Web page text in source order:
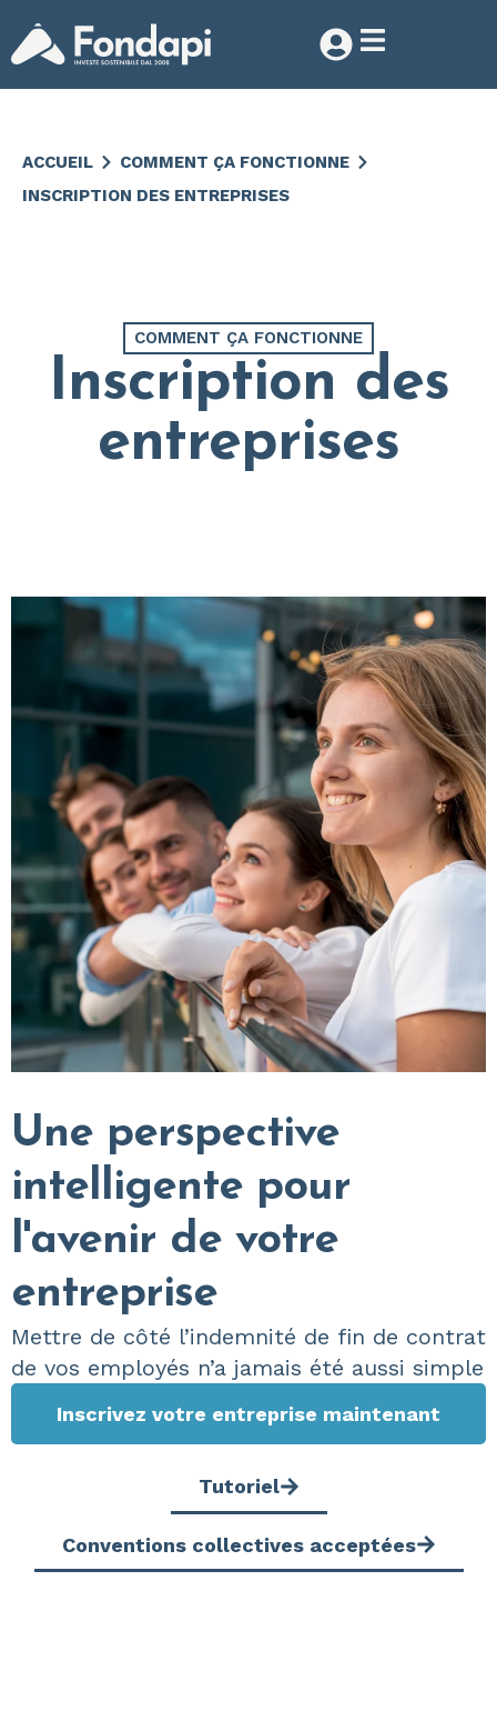
ACCUEIL
COMMENT ÇA FONCTIONNE
INSCRIPTION DES ENTREPRISES
COMMENT ÇA FONCTIONNE
Inscription des
entreprises
Une perspective
intelligente pour
l'avenir de votre
entreprise
Mettre de côté l’indemnité de fin de contrat
de vos employés n’a jamais été aussi simple
Inscrivez votre entreprise maintenant
Tutoriel
Conventions collectives acceptées